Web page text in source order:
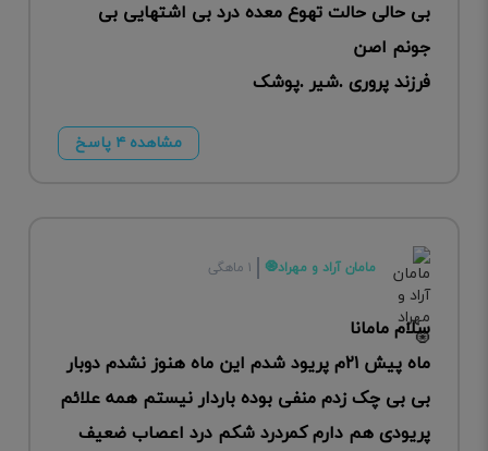
بی حالی حالت تهوع معده درد بی اشتهایی بی
جونم اصن
فرزند پروری .شیر .پوشک
مشاهده ۴ پاسخ
مامان آراد و مهراد🧿 ۱ ماهگی
سلام مامانا
ماه پیش ۲۱م پریود شدم این ماه هنوز نشدم دوبار
بی بی چک زدم منفی بوده باردار نیستم همه علائم
پریودی هم دارم کمردرد شکم درد اعصاب ضعیف